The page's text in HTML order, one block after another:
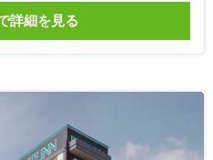
詳細を見る